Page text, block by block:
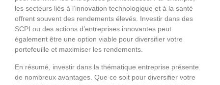
les secteurs liés à l’innovation technologique et à la santé
offrent souvent des rendements élevés. Investir dans des
SCPI ou des actions d’entreprises innovantes peut
également être une option viable pour diversifier votre
portefeuille et maximiser les rendements.
En résumé, investir dans la thématique entreprise présente
de nombreux avantages. Que ce soit pour diversifier votre